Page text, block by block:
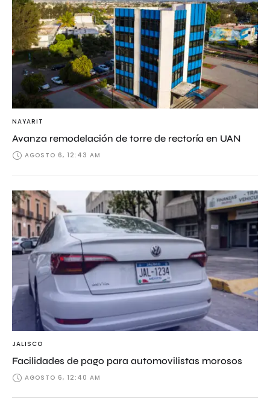
NAYARIT
Avanza remodelación de torre de rectoría en UAN
AGOSTO 6, 12:43 AM
JALISCO
Facilidades de pago para automovilistas morosos
AGOSTO 6, 12:40 AM